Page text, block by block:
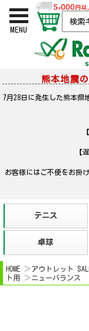
MENU
熊本地震
7月28日に発生した熊本県
【
お客様にはご不便をお掛
HOME アウトレット
ト用
ニューバランス